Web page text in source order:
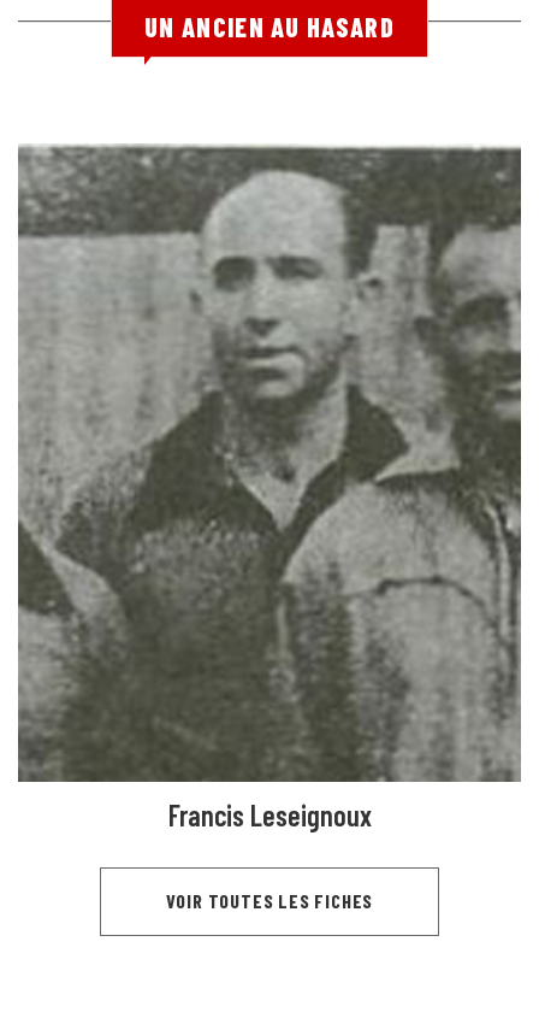
UN ANCIEN AU HASARD
Francis Leseignoux
VOIR TOUTES LES FICHES